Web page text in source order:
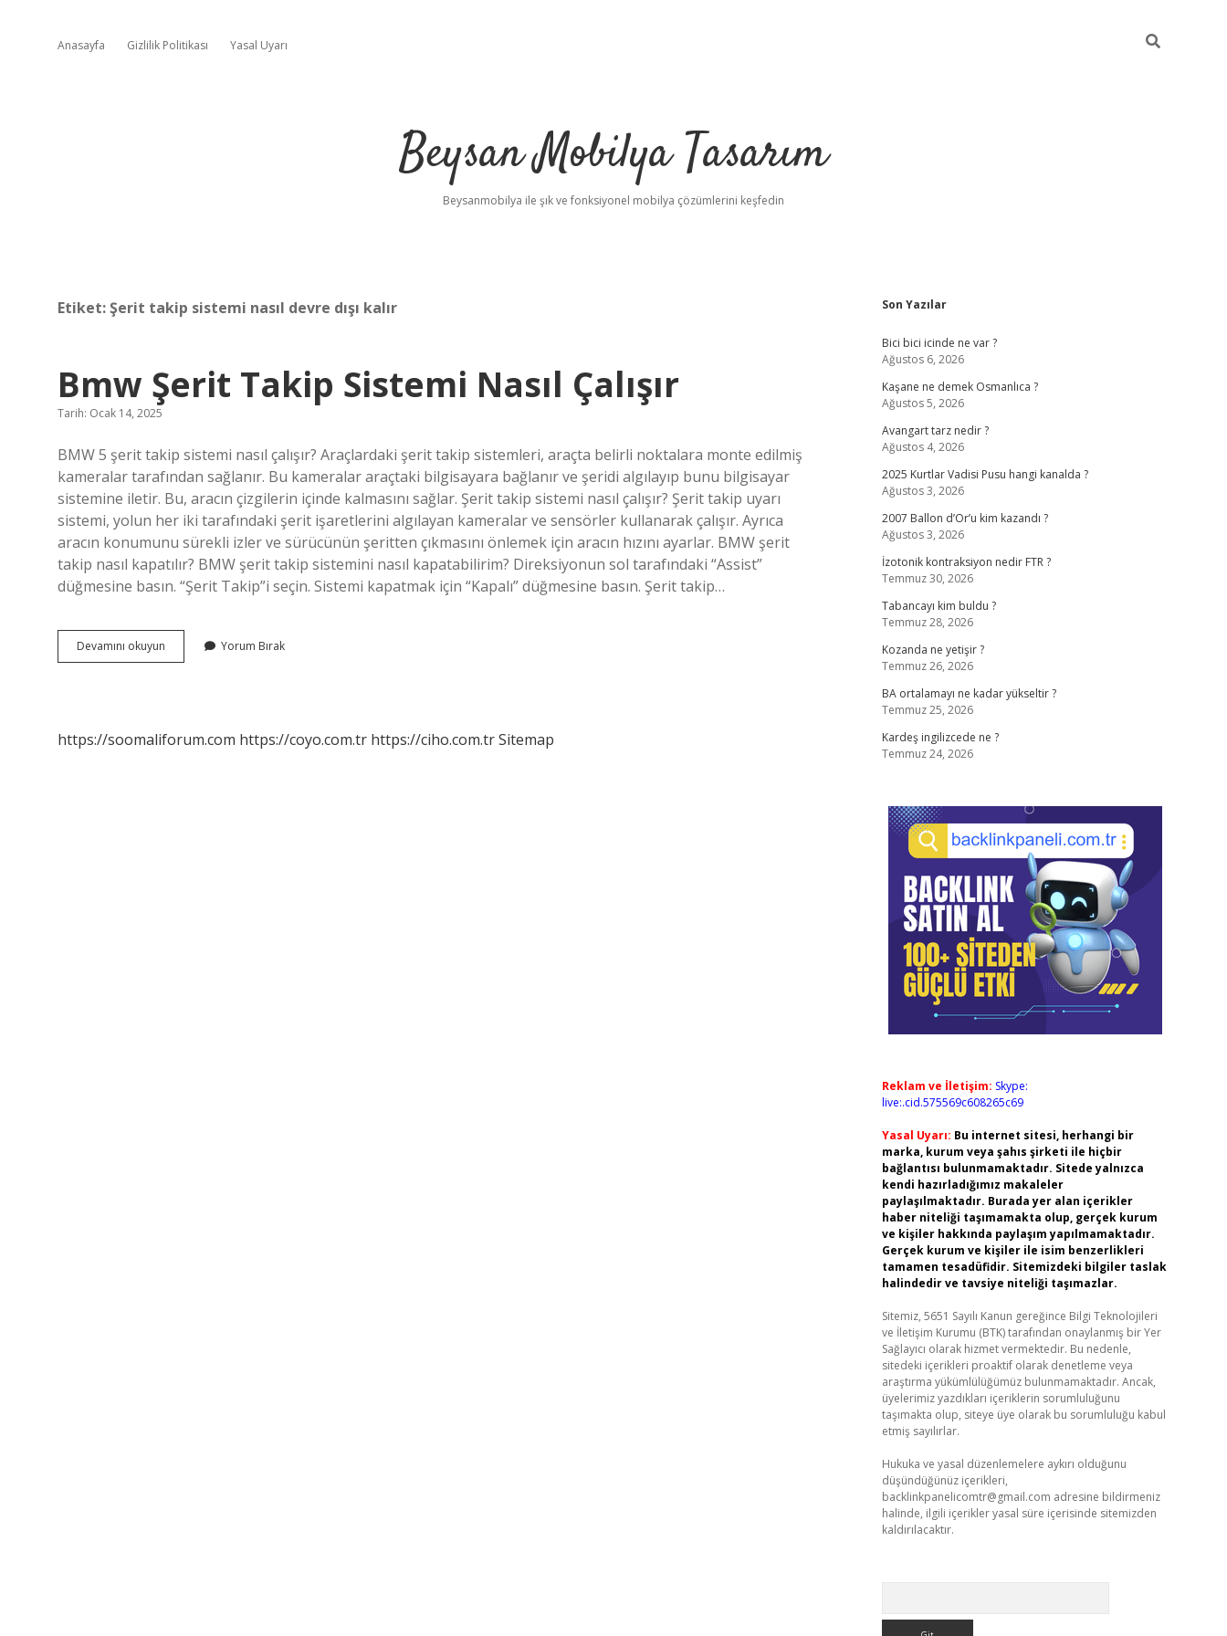
Anasayfa Gizlilik Politikası Yasal Uyarı
Beysan Mobilya Tasarım
Beysanmobilya ile şık ve fonksiyonel mobilya çözümlerini keşfedin
Etiket:Şerit takip sistemi nasıl devre dışı kalır
Bmw Şerit Takip Sistemi Nasıl Çalışır
Tarih: Ocak 14, 2025
BMW 5 şerit takip sistemi nasıl çalışır? Araçlardaki şerit takip sistemleri, araçta belirli noktalara monte edilmiş
kameralar tarafından sağlanır. Bu kameralar araçtaki bilgisayara bağlanır ve şeridi algılayıp bunu bilgisayar
sistemine iletir. Bu, aracın çizgilerin içinde kalmasını sağlar. Şerit takip sistemi nasıl çalışır? Şerit takip uyarı
sistemi, yolun her iki tarafındaki şerit işaretlerini algılayan kameralar ve sensörler kullanarak çalışır. Ayrıca
aracın konumunu sürekli izler ve sürücünün şeritten çıkmasını önlemek için aracın hızını ayarlar. BMW şerit
takip nasıl kapatılır? BMW şerit takip sistemini nasıl kapatabilirim? Direksiyonun sol tarafındaki “Assist”
düğmesine basın. “Şerit Takip”i seçin. Sistemi kapatmak için “Kapalı” düğmesine basın. Şerit takip…
Devamını okuyun
Şerit
Yorum Bırak
https://soomaliforum.com https://coyo.com.tr https://ciho.com.trSitemap
Sidebar
Son Yazılar
Bici bici icinde ne var ?
Ağustos 6, 2026
Kaşane ne demek Osmanlıca ?
Ağustos 5, 2026
Avangart tarz nedir ?
Ağustos 4, 2026
2025 Kurtlar Vadisi Pusu hangi kanalda ?
Ağustos 3, 2026
2007 Ballon d’Or’u kim kazandı ?
Ağustos 3, 2026
İzotonik kontraksiyon nedir FTR ?
Temmuz 30, 2026
Tabancayı kim buldu ?
Temmuz 28, 2026
Kozanda ne yetişir ?
Temmuz 26, 2026
BA ortalamayı ne kadar yükseltir ?
Temmuz 25, 2026
Kardeş ingilizcede ne ?
Temmuz 24, 2026
Reklam ve İletişim: Skype:
live:.cid.575569c608265c69
Yasal Uyarı: Bu internet sitesi, herhangi bir
marka, kurum veya şahıs şirketi ile hiçbir
bağlantısı bulunmamaktadır. Sitede yalnızca
kendi hazırladığımız makaleler
paylaşılmaktadır. Burada yer alan içerikler
haber niteliği taşımamakta olup, gerçek kurum
ve kişiler hakkında paylaşım yapılmamaktadır.
Gerçek kurum ve kişiler ile isim benzerlikleri
tamamen tesadüfidir. Sitemizdeki bilgiler taslak
halindedir ve tavsiye niteliği taşımazlar.
Sitemiz, 5651 Sayılı Kanun gereğince Bilgi Teknolojileri
ve İletişim Kurumu (BTK) tarafından onaylanmış bir Yer
Sağlayıcı olarak hizmet vermektedir. Bu nedenle,
sitedeki içerikleri proaktif olarak denetleme veya
araştırma yükümlülüğümüz bulunmamaktadır. Ancak,
üyelerimiz yazdıkları içeriklerin sorumluluğunu
taşımakta olup, siteye üye olarak bu sorumluluğu kabul
etmiş sayılırlar.
Hukuka ve yasal düzenlemelere aykırı olduğunu
düşündüğünüz içerikleri,
backlinkpanelicomtr@gmail.com adresine bildirmeniz
halinde, ilgili içerikler yasal süre içerisinde sitemizden
kaldırılacaktır.